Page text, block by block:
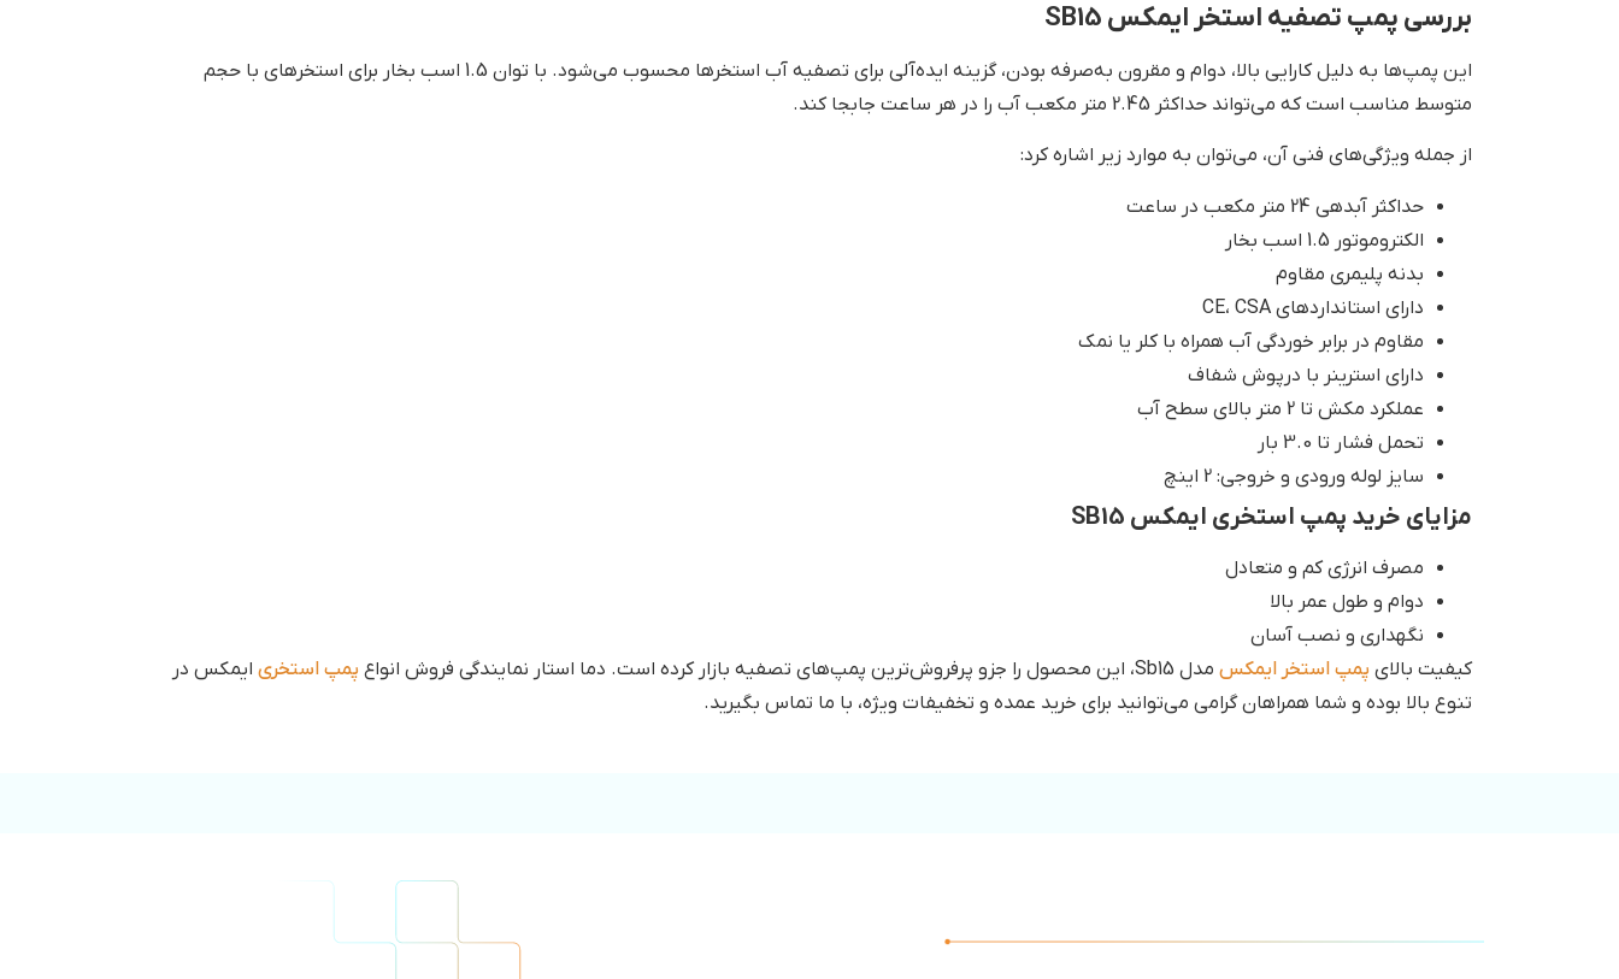
بررسی پمپ تصفیه استخر ایمکس SB15
این پمپ‌ها به دلیل کارایی بالا، دوام و مقرون‌ به‌صرفه بودن، گزینه‌ ایده‌آلی برای تصفیه آب استخرها محسوب می‌شود. با توان 1.5 اسب بخار برای استخرهای با حجم
متوسط مناسب است که می‌تواند حداکثر 2.45 متر مکعب آب را در هر ساعت جابجا کند.
از جمله ویژگی‌های فنی آن، می‌توان به موارد زیر اشاره کرد:
حداکثر آبدهی 24 متر مکعب در ساعت
الکتروموتور 1.5 اسب بخار
بدنه پلیمری مقاوم
دارای استانداردهای CE، CSA
مقاوم در برابر خوردگی آب همراه با کلر یا نمک
دارای استرینر با درپوش شفاف
عملکرد مکش تا 2 متر بالای سطح آب
تحمل فشار تا 3.0 بار
سایز لوله ورودی و خروجی: 2 اینچ
مزایای خرید پمپ استخری ایمکس SB15
مصرف انرژی کم و متعادل
دوام و طول عمر بالا
نگهداری و نصب آسان
کیفیت بالای پمپ استخر ایمکس مدل Sb15، این محصول را جزو پرفروش‌ترین پمپ‌های تصفیه بازار کرده است. دما استار نمایندگی فروش انواع پمپ استخری ایمکس در
تنوع بالا بوده و شما همراهان گرامی می‌توانید برای خرید عمده و تخفیفات ویژه، با ما تماس بگیرید.